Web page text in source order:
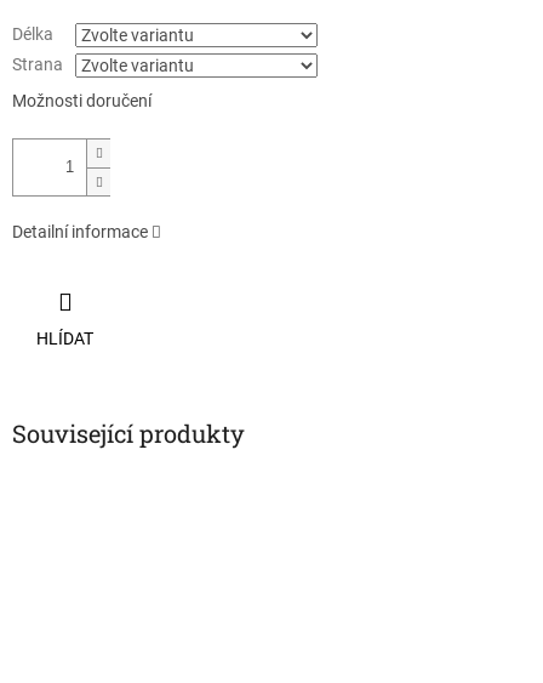
Délka
Strana
Možnosti doručení
Detailní informace
HLÍDAT
Související produkty